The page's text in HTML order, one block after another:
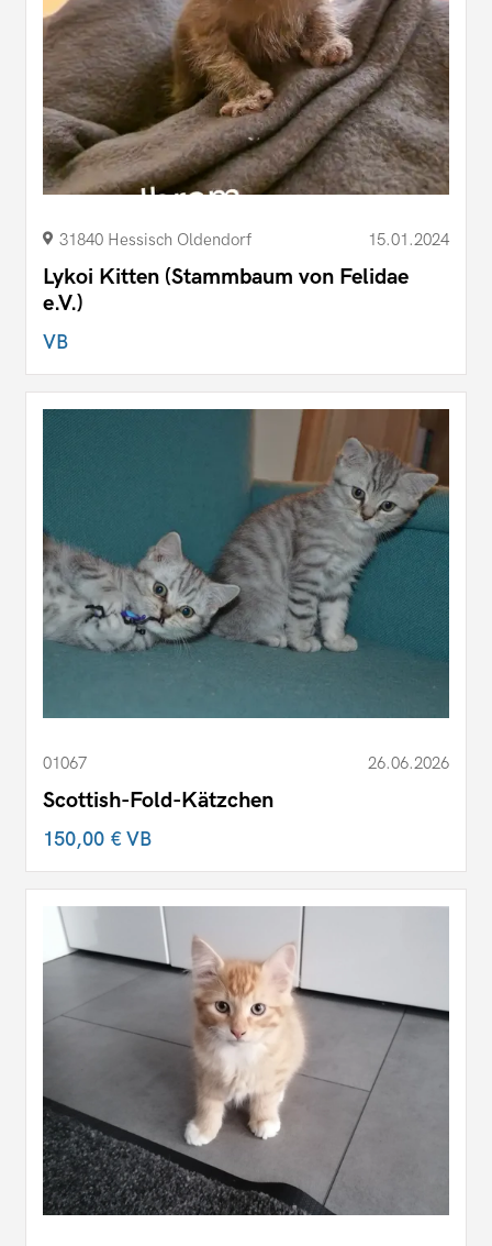
31840 Hessisch Oldendorf 15.01.2024
Lykoi Kitten (Stammbaum von Felidae
e.V.)
VB
01067 26.06.2026
Scottish-Fold-Kätzchen
150,00 €VB